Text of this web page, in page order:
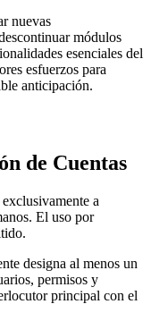
nuevas
módulos
esenciales del
esfuerzos para
anticipación.
de Cuentas
a
El uso por
designa al menos un
permisos y
principal con el